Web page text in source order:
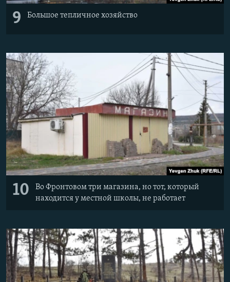
9 Большое тепличное хозяйство
10
Во Фронтовом три магазина, но тот, который
находится у местной школы, не работает